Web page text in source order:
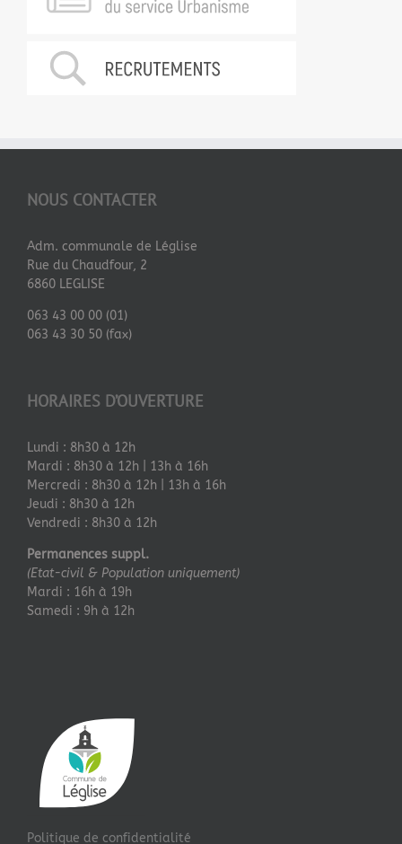
NOUS CONTACTER
Adm. communale de Léglise
Rue du Chaudfour, 2
6860 LEGLISE
063 43 00 00 (01)
063 43 30 50 (fax)
HORAIRES D’OUVERTURE
Lundi : 8h30 à 12h
Mardi : 8h30 à 12h | 13h à 16h
Mercredi : 8h30 à 12h | 13h à 16h
Jeudi : 8h30 à 12h
Vendredi : 8h30 à 12h
Permanences suppl.
(Etat-civil & Population uniquement)
Mardi : 16h à 19h
Samedi : 9h à 12h
Politique de confidentialité